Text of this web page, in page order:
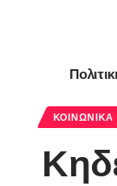
ΚΟΙΝΩΝΙΚΆ